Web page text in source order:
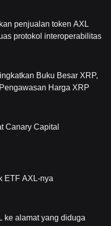
Token ini juga memfasilitasi
seperti perubahan
sehingga
di sektor keuangan,
ulang dinamika komunikasi
jaringan blockchain yang
inklusif.
chain yang bebas hambatan,
dan layanan keuangan
interoperabilitas
di sektor keuangan,
penjualan token AXL
protokol interoperabilitas
Buku Besar XRP,
Harga XRP
Canary Capital
ETF AXL-nya
ke alamat yang diduga